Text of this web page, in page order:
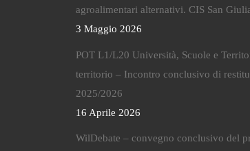
agroalimentari alternativi. CIS San
3 Maggio 2026
POT L1/L20 Università, Scuole e
territorio – Incontro conclusivo di
2025/2026
16 Aprile 2026
WilDebate – convegno conclusivo del